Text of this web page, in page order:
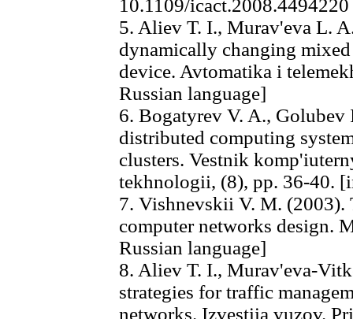
10.1109/icact.2008.4494220
5. Aliev T. I., Murav'eva L.
dynamically changing
device. Avtomatika i
Russian language]
6. Bogatyrev V. A.,
distributed computing
clusters. Vestnik
tekhnologii, (8), pp. 36-40.
7. Vishnevskii V. M. (2003).
computer networks design.
Russian language]
8. Aliev T. I., Murav'eva-
strategies for traffic
networks. Izvestiia vuzov.